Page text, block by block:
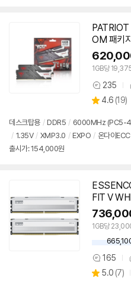
PATRIOT
OM 패키
1GB당
상
품
견
235
별
점
4.6 (상
리
뷰
19)
데스크탑용 / DDR5 / 6000MHz (PC5-
/ 1.35V / XMP3.0 / EXPO / 온다이ECC
출시가: 154,000원
FIT V
1GB당
상
품
165
별
5.0 (상
7)